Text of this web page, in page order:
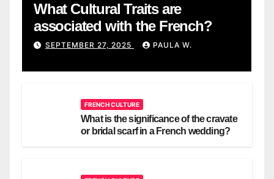
What Cultural Traits are
associated with the French?
SEPTEMBER 27, 2025 PAULA W.
FRENCH CULTURE
What is the significance of the cravate
or bridal scarf in a French wedding?